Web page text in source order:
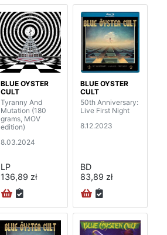
BLUE OYSTER
CULT
Tyranny And
Mutation (180
grams, MOV
edition)
8.03.2024
LP
136,89 zł
BLUE OYSTER
CULT
50th Anniversary:
Live First Night
8.12.2023
BD
83,89 zł